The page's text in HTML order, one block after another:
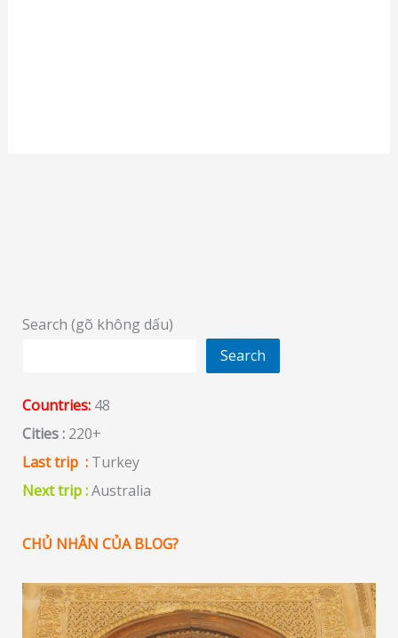
Search (gõ không dấu)
Search
Countries:48
Cities :220+
Last trip :Turkey
Next trip :Australia
CHỦ NHÂN CỦA BLOG?